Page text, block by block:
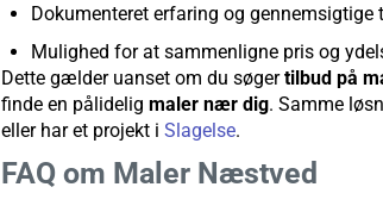
Dokumenteret erfaring og gennemsigtige
Mulighed for at sammenligne pris og
Dette gælder uanset om du søgertilbud på
finde en pålidelig maler nær dig. Samme
eller har et projekt i Slagelse.
FAQ om Maler Næstved